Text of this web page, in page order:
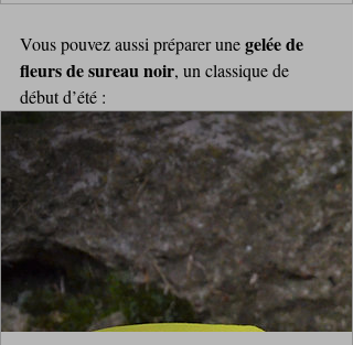
Vous pouvez aussi préparer une gelée de
fleurs de sureau noir, un classique de
début d’été :